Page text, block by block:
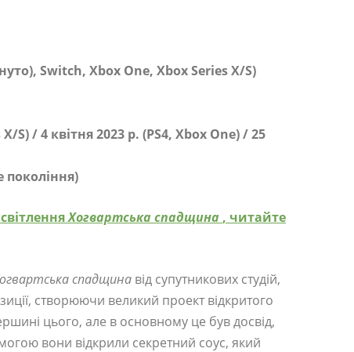
Switch, Xbox One, Xbox Series X/S)
S) / 4 квітня 2023 р. (PS4, Xbox One) / 25
покоління)
Хогвартська спадщина , читайте
спадщина від супутникових студій,
створюючи великий проект відкритого
цього, але в основному це був досвід,
вони відкрили секретний соус, який